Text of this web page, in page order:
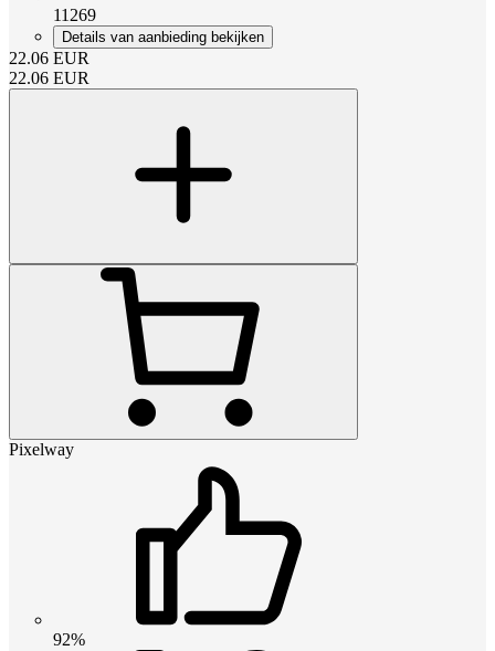
11269
Details van aanbieding bekijken
22.06 EUR
22.06 EUR
Pixelway
92%